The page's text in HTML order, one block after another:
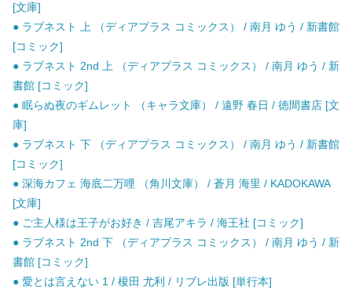
[文庫]
● ラブネスト 上 （ディアプラス コミックス） / 南月 ゆう / 新書館
[コミック]
● ラブネスト 2nd 上 （ディアプラス コミックス） / 南月 ゆう / 新
書館 [コミック]
● 眠らぬ夜のギムレット （キャラ文庫） / 遠野 春日 / 徳間書店 [文
庫]
● ラブネスト 下 （ディアプラス コミックス） / 南月 ゆう / 新書館
[コミック]
● 深海カフェ 海底二万哩 （角川文庫） / 蒼月 海里 / KADOKAWA
[文庫]
● ご主人様は王子がお好き / 吉尾アキラ / 海王社 [コミック]
● ラブネスト 2nd 下 （ディアプラス コミックス） / 南月 ゆう / 新
書館 [コミック]
● 愛とは言えない 1 / 榎田 尤利 / リブレ出版 [単行本]